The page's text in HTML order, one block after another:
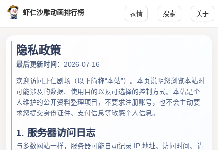
虾仁沙雕动画排行榜 表情 搜索 关于
隐私政策
最后更新时间： 2026-07-16
欢迎访问虾仁剧场（以下简称“本站”）。本页说明您浏览本站时
可能涉及的数据、使用目的以及可选择的控制方式。本站是个
人维护的公开资料整理项目，不要求注册账号，也不会主动要
求您提交身份证件、支付信息等敏感个人信息。
1. 服务器访问日志
与多数网站一样，服务器可能自动记录 IP 地址、访问时间、请